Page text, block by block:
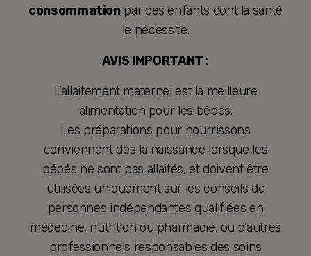
consommation par des enfants dont la santé
le nécessite.
AVIS IMPORTANT :
L’allaitement maternel est la meilleure
alimentation pour les bébés.
Les préparations pour nourrissons
conviennent dès la naissance lorsque les
bébés ne sont pas allaités, et doivent être
utilisées uniquement sur les conseils de
personnes indépendantes qualifiées en
médecine, nutrition ou pharmacie, ou d’autres
professionnels responsables des soins